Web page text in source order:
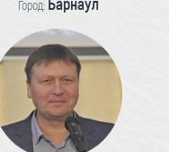
Город: